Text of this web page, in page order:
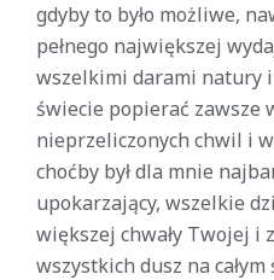
gdyby to było możliwe,
pełnego największej
wszelkimi darami natury i
świecie popierać zawsze
nieprzeliczonych chwil i
choćby był dla mnie
upokarzający, wszelkie
większej chwały Twojej i
wszystkich dusz na